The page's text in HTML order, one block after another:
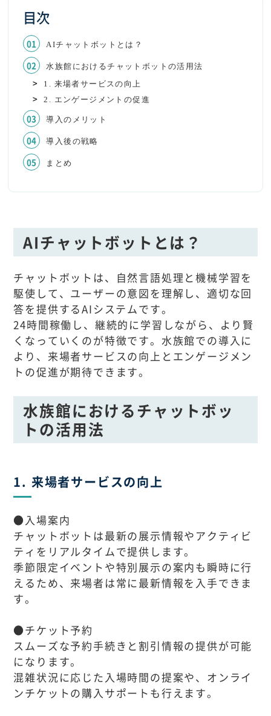
目次
AIチャットボットとは？
水族館におけるチャットボットの活用法
1. 来場者サービスの向上
2. エンゲージメントの促進
導入のメリット
導入後の戦略
まとめ
AIチャットボットとは？
チャットボットは、自然言語処理と機械学習を
駆使して、ユーザーの意図を理解し、適切な回
答を提供するAIシステムです。
24時間稼働し、継続的に学習しながら、より賢
くなっていくのが特徴です。水族館での導入に
より、来場者サービスの向上とエンゲージメン
トの促進が期待できます。
水族館におけるチャットボッ
トの活用法
1. 来場者サービスの向上
●入場案内
チャットボットは最新の展示情報やアクティビ
ティをリアルタイムで提供します。
季節限定イベントや特別展示の案内も瞬時に行
えるため、来場者は常に最新情報を入手できま
す。
●チケット予約
スムーズな予約手続きと割引情報の提供が可能
になります。
混雑状況に応じた入場時間の提案や、オンライ
ンチケットの購入サポートも行えます。